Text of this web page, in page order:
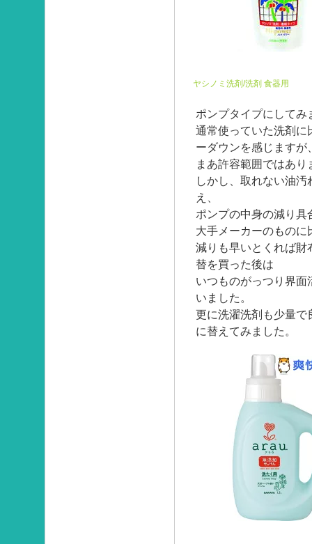
ヤシノミ洗剤/洗剤 食器用
ポンプタイプにしてみ
通常使っていた洗剤に
ーダウンを感じますが
まあ許容範囲ではあり
しかし、取れない油
え、
ポンプの中身の減り
大手メーカーのもの
減りも早いとくれば財
替を買った後は
いつものがっつり界
いました。
更に洗濯洗剤も少量で
に替えてみました。